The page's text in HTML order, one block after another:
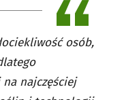
osób,
najczęściej